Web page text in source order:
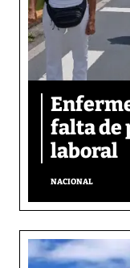
falta de
laboral
NACIONAL